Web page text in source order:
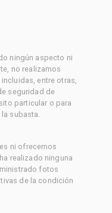
ningún aspecto ni
no realizamos
entre otras,
seguridad de
particular o para
subasta.
ni ofrecemos
realizado ninguna
fotos
de la condición